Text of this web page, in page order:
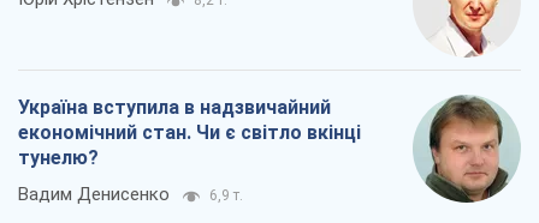
Україна вступила в надзвичайний
економічний стан. Чи є світло вкінці
тунелю?
Вадим Денисенко 6,9 т.